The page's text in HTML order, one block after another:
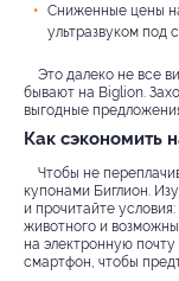
Сниженные цены
ультразвуком под
Это далеко не все
бывают на Biglion.
выгодные
Как сэкономить
Чтобы не
купонами Биглион.
и прочитайте
животного и
на электронную
смартфон, чтобы